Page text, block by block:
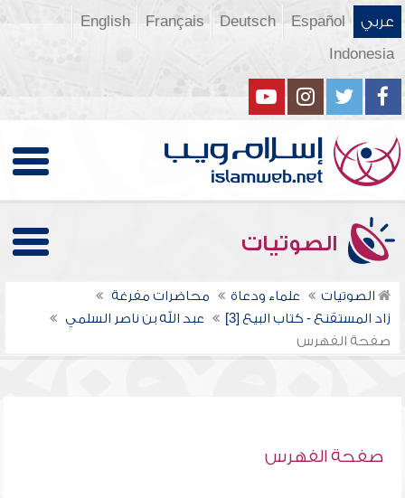
عربي Español
Deutsch
Français
English
Indonesia
الصوتيات
الصوتيات علماء ودعاة
محاضرات مفرغة
زاد المستقنع - كتاب البيع [3]
عبد الله بن ناصر السلمي
صفحة الفهرس
صفحة الفهرس